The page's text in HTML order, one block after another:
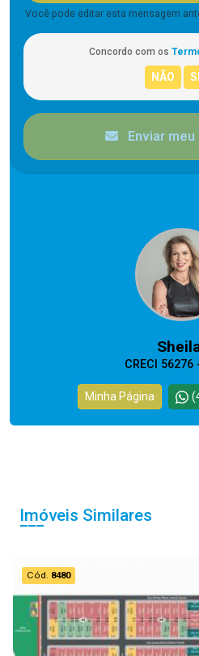
Você pode editar esta mensagem
Concordo com os
Enviar
CRECI 56276
Minha Página
Imóveis Similares
Cód. 8480